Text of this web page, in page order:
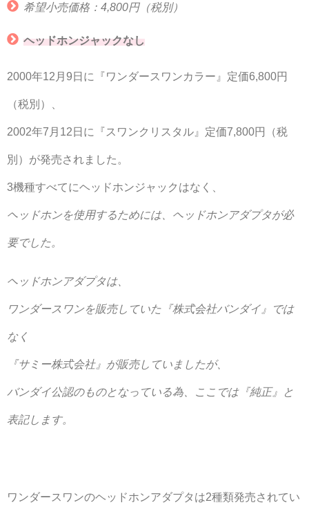
希望小売価格：4,800円（税別）
ヘッドホンジャックなし
2000年12月9日に『ワンダースワンカラー』定価6,800円
（税別）、
2002年7月12日に『スワンクリスタル』定価7,800円（税
別）が発売されました。
3機種すべてにヘッドホンジャックはなく、
ヘッドホンを使用するためには、ヘッドホンアダプタが必
要でした。
ヘッドホンアダプタは、
ワンダースワンを販売していた『株式会社バンダイ』では
なく
『サミー株式会社』が販売していましたが、
バンダイ公認のものとなっている為、ここでは『純正』と
表記します。
ワンダースワンのヘッドホンアダプタは2種類発売されてい